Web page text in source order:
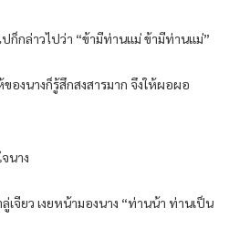
ก็กล่าวไปว่า “ข้ามีท่านแม่ ข้ามีท่านแม่”
องนางก็รู้สึกสงสารมาก จึงให้ผอผอ
นาง
จียว เงยหน้ามองนาง “ท่านน้า ท่านเป็น